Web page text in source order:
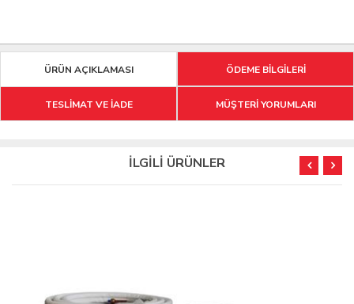
ÜRÜN AÇIKLAMASI ÖDEME BİLGİLERİ
TESLİMAT VE İADE MÜŞTERİ YORUMLARI
İLGİLİ ÜRÜNLER